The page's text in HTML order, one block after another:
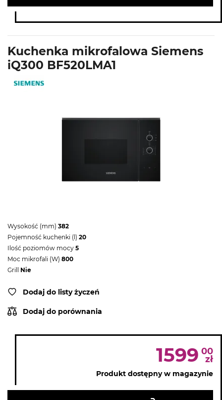
Kuchenka mikrofalowa Siemens
iQ300 BF520LMA1
Wysokość (mm) 382
Pojemność kuchenki (l) 20
Ilość poziomów mocy 5
Moc mikrofali (W) 800
Grill
Nie
Dodaj do listy życzeń
Dodaj do porównania
1599 00
zł
Produkt dostępny w magazynie